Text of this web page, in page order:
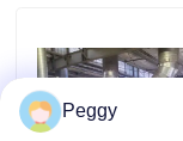
VR
Ligne de
Peggy